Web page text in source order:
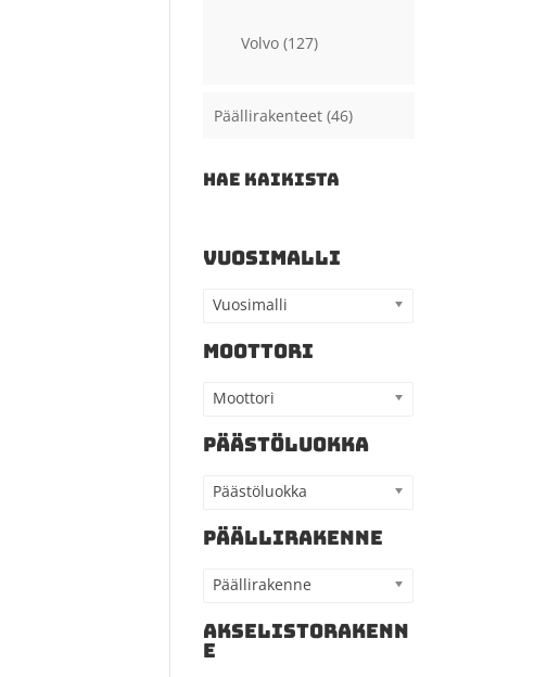
Volvo (127)
Päällirakenteet (46)
HAE KAIKISTA
VUOSIMALLI
Vuosimalli
MOOTTORI
Moottori
PÄÄSTÖLUOKKA
Päästöluokka
PÄÄLLIRAKENNE
Päällirakenne
AKSELISTORAKENN
E